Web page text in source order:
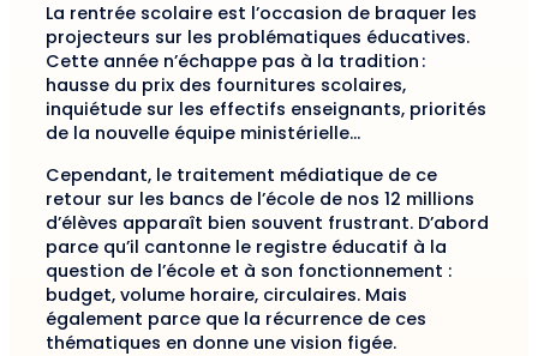
La rentrée scolaire est l’occasion de braquer les
projecteurs sur les problématiques éducatives.
Cette année n’échappe pas à la tradition :
hausse du prix des fournitures scolaires,
inquiétude sur les effectifs enseignants, priorités
de la nouvelle équipe ministérielle…
Cependant, le traitement médiatique de ce
retour sur les bancs de l’école de nos 12 millions
d’élèves apparaît bien souvent frustrant. D’abord
parce qu’il cantonne le registre éducatif à la
question de l’école et à son fonctionnement :
budget, volume horaire, circulaires. Mais
également parce que la récurrence de ces
thématiques en donne une vision figée.